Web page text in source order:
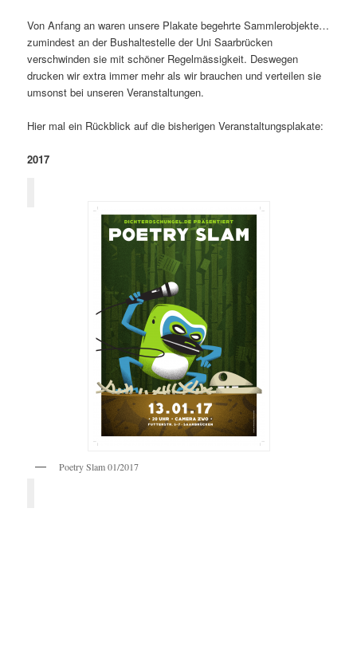
Von Anfang an waren unsere Plakate begehrte Sammlerobjekte…
zumindest an der Bushaltestelle der Uni Saarbrücken
verschwinden sie mit schöner Regelmässigkeit. Deswegen
drucken wir extra immer mehr als wir brauchen und verteilen sie
umsonst bei unseren Veranstaltungen.
Hier mal ein Rückblick auf die bisherigen Veranstaltungsplakate:
2017
Poetry Slam 01/2017